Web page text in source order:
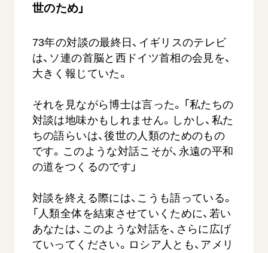
世のため」
73年の対談の最終日、イギリスのテレビ
は、ソ連の首脳と西ドイツ首相の会見を、
大きく報じていた。
それを見ながら博士は言った。「私たちの
対談は地味かもしれません。しかし、私た
ちの語らいは、後世の人類のためのもの
です。このような対話こそが、永遠の平和
の道をつくるのです」
対談を終える際には、こうも語っている。
「人類全体を結束させていくために、若い
あなたは、このような対話を、さらに広げ
ていってください。ロシア人とも、アメリ